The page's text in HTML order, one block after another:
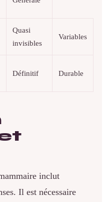
Quasi
invisibles
Variables
Définitif Durable
inclut
Il est nécessaire